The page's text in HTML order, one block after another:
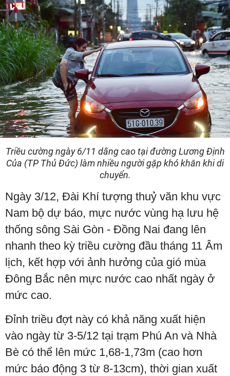
Triều cường ngày 6/11 dâng cao tại đường Lương Định
Của (TP Thủ Đức) làm nhiều người gặp khó khăn khi di
chuyển.
Ngày 3/12, Đài Khí tượng thuỷ văn khu vực
Nam bộ dự báo, mực nước vùng hạ lưu hệ
thống sông Sài Gòn - Đồng Nai đang lên
nhanh theo kỳ triều cường đầu tháng 11 Âm
lịch, kết hợp với ảnh hưởng của gió mùa
Đông Bắc nên mực nước cao nhất ngày ở
mức cao.
Đỉnh triều đợt này có khả năng xuất hiện
vào ngày từ 3-5/12 tại trạm Phú An và Nhà
Bè có thể lên mức 1,68-1,73m (cao hơn
mức báo động 3 từ 8-13cm), thời gian xuất